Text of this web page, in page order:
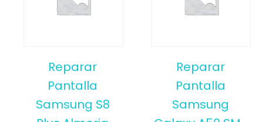
Reparar
Pantalla
Samsung S8
Reparar
Pantalla
Samsung